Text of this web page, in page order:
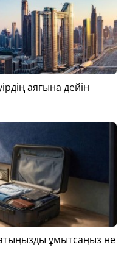
аяғына дейін
ұмытсаңыз не